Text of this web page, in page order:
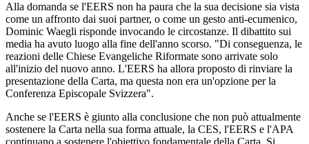
Alla domanda se l'EERS non ha paura che la sua decisione sia vista
come un affronto dai suoi partner, o come un gesto anti-ecumenico,
Dominic Waegli risponde invocando le circostanze. Il dibattito sui
media ha avuto luogo alla fine dell'anno scorso. "Di conseguenza, le
reazioni delle Chiese Evangeliche Riformate sono arrivate solo
all'inizio del nuovo anno. L'EERS ha allora proposto di rinviare la
presentazione della Carta, ma questa non era un'opzione per la
Conferenza Episcopale Svizzera".
Anche se l'EERS è giunto alla conclusione che non può attualmente
sostenere la Carta nella sua forma attuale, la CES, l'EERS e l'APA